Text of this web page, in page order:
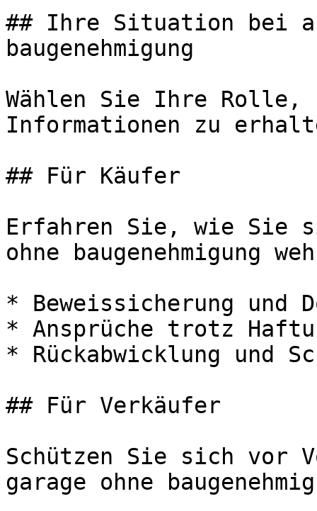
## Ihre Situation bei
baugenehmigung
Wählen Sie Ihre Rolle,
Informationen zu
## Für Käufer
Erfahren Sie, wie Sie
ohne baugenehmigung
* Beweissicherung und
* Ansprüche trotz
* Rückabwicklung und
## Für Verkäufer
Schützen Sie sich vor
garage ohne